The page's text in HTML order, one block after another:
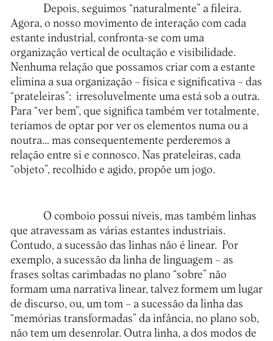
Depois, seguimos “naturalmente” a fileira.
Agora, o nosso movimento de interação com cada
estante industrial, confronta-se com uma
organização vertical de ocultação e visibilidade.
Nenhuma relação que possamos criar com a estante
elimina a sua organização – física e significativa – das
“prateleiras”: irresoluvelmente uma está sob a outra.
Para “ver bem”, que significa também ver totalmente,
teríamos de optar por ver os elementos numa ou a
noutra… mas consequentemente perderemos a
relação entre si e connosco. Nas prateleiras, cada
“objeto”, recolhido e agido, propõe um jogo.
O comboio possui níveis, mas também linhas
que atravessam as várias estantes industriais.
Contudo, a sucessão das linhas não é linear. Por
exemplo, a sucessão da linha de linguagem – as
frases soltas carimbadas no plano “sobre” não
formam uma narrativa linear, talvez formem um lugar
de discurso, ou, um tom – a sucessão da linha das
“memórias transformadas” da infância, no plano sob,
não tem um desenrolar. Outra linha, a dos modos de